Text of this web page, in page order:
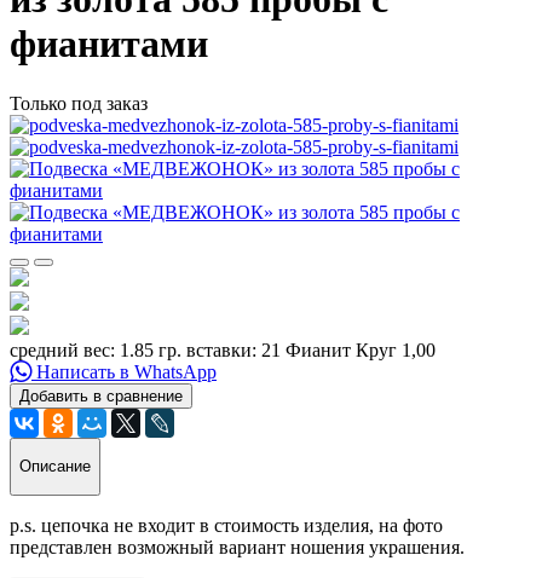
фианитами
Только под заказ
средний вес: 1.85 гр. вставки: 21 Фианит Круг 1,00
Написать в WhatsApp
Добавить в сравнение
Описание
p.s. цепочка не входит в стоимость изделия, на фото
представлен возможный вариант ношения украшения.